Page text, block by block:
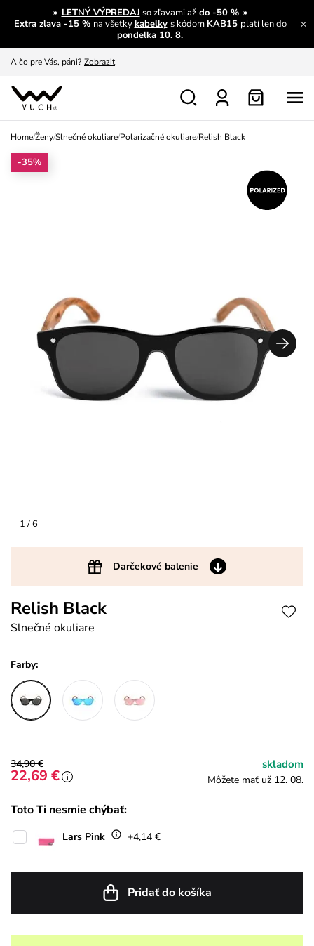
☀️ LETNÝ VÝPREDAJ so zľavami aždo -50 %☀️
Extra zľava -15 % na všetkykabelky s kódom KAB15 platí len do
pondelka 10. 8.
Prečítať viac
A čo pre Vás, páni? Zobrazit
S čím chybu neurobíš?
Nech sa inšpirovať Zobraziť
Home/Ženy/Slnečné okuliare/Polarizačné okuliare/Relish Black
1/ 6
Darčekové balenie
-35%
Relish Black
Slnečné okuliare
Farby:
34,90 €
22,69 € i
skladom
Môžete mať už 12. 08.
Toto Ti nesmie chýbať:
Lars Pink +4,14 €
Pridať do košíka